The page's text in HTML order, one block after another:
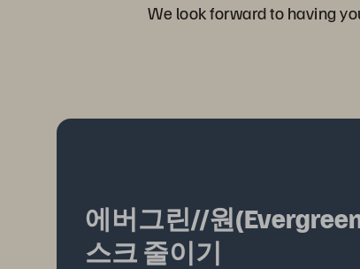
We look forward to having
에버그린//원
스크 줄이기